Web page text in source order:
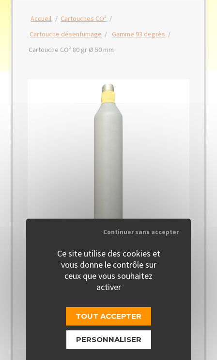
Accueil / Cartouches CO² /
Cartouche désenfumage / Gamme 93 degrès /
Cartouche CO² 80 gr Ø 50 mm
Cartouche CO² 80 gr Ø 50
En stock
Cartouche de CO² neuve pour système de
désenfumage pneumatique.
Les cookies nous permettent d'offrir nos
services. En utilisant nos services, vous
acceptez notre utilisation des cookies.
OK
En savoir plus
Ce site utilise des cookies et
vous donne le contrôle sur
ceux que vous souhaitez
activer
TOUT ACCEPTER
Continuer sans accepter
PERSONNALISER